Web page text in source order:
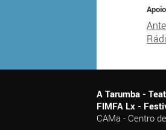
A Tarumba -
FIMFA Lx -
CAMa - Centro